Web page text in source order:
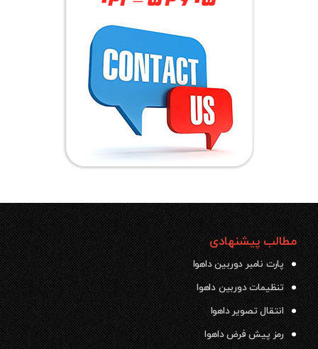
مطالب پیشنهادی
پارت نامبر دوربین داهوا
تنظیمات دوربین داهوا
انتقال تصویر داهوا
رمز پیش فرض داهوا